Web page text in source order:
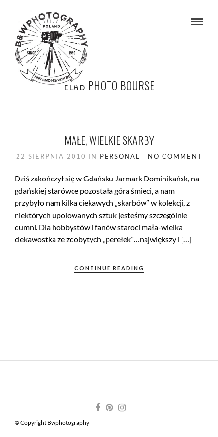
ELAB PHOTO BOURSE
MAŁE, WIELKIE SKARBY
22 SIERPNIA 2010 IN PERSONAL NO COMMENT
Dziś zakończył się w Gdańsku Jarmark Dominikańsk, na
gdańskiej starówce pozostała góra śmieci, a nam
przybyło nam kilka ciekawych „skarbów” w kolekcji, z
niektórych upolowanych sztuk jesteśmy szczególnie
dumni. Dla hobbystów i fanów staroci mała-wielka
ciekawostka ze zdobytych „perełek”…największy i […]
CONTINUE READING
© Copyright Bwphotography